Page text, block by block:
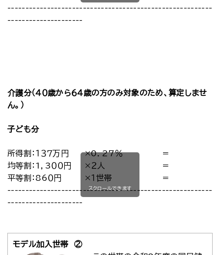
---------------------
介護分（４０歳から６４歳の方のみ対象のため、算定しませ
ん。）
子ども分
所得割：１３７万円 ×0．27％
＝
均等割：1，3００円
×２人
＝
平等割：86０円
×１世帯
＝
---------------------
スクロールできます
モデル加入世帯 ②